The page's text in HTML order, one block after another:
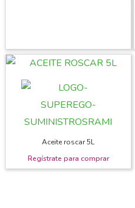
Aceite roscar 5L